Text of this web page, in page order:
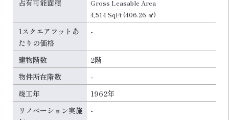
占有可能面積
Gross Leasable Area
4,514 SqFt(406.26 ㎡)
1スクエアフットあ
たりの価格
-
建物階数
2階
物件所在階数
-
竣工年
1962年
リノベーション実施
-